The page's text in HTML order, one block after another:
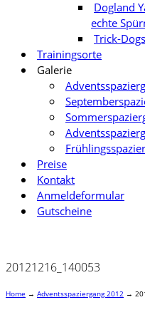
Dogland
echte
Trick-Dogs
Trainingsorte
Galerie
Preise
Kontakt
Anmeldeformular
Gutscheine
20121216_140053
Home → Adventsspaziergang 2012 →